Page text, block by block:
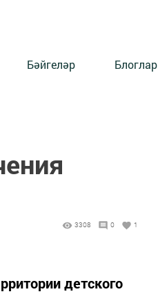
Бәйгеләр Блоглар
3308 0 1
детского